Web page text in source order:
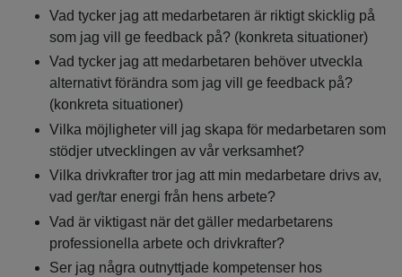
Vad tycker jag att medarbetaren är riktigt skicklig på
som jag vill ge feedback på? (konkreta situationer)
Vad tycker jag att medarbetaren behöver utveckla
alternativt förändra som jag vill ge feedback på?
(konkreta situationer)
Vilka möjligheter vill jag skapa för medarbetaren som
stödjer utvecklingen av vår verksamhet?
Vilka drivkrafter tror jag att min medarbetare drivs av,
vad ger/tar energi från hens arbete?
Vad är viktigast när det gäller medarbetarens
professionella arbete och drivkrafter?
Ser jag några outnyttjade kompetenser hos